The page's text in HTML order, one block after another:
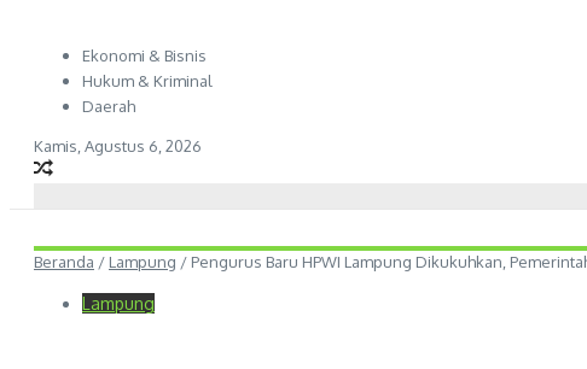
Ekonomi & Bisnis
Hukum & Kriminal
Daerah
Kamis, Agustus 6, 2026
Beranda / Lampung / Pengurus Baru HPWI Lampung Dikukuhkan,
Lampung